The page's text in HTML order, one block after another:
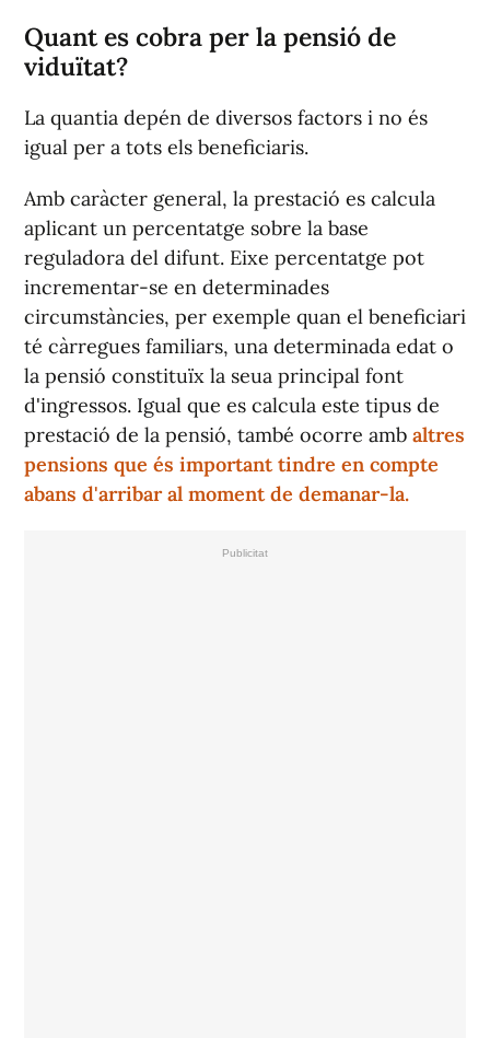
Quant es cobra per la pensió de
viduïtat?
La quantia depén de diversos factors i no és
igual per a tots els beneficiaris.
Amb caràcter general, la prestació es calcula
aplicant un percentatge sobre la base
reguladora del difunt. Eixe percentatge pot
incrementar-se en determinades
circumstàncies, per exemple quan el beneficiari
té càrregues familiars, una determinada edat o
la pensió constituïx la seua principal font
d'ingressos. Igual que es calcula este tipus de
prestació de la pensió, també ocorre amb altres
pensions que és important tindre en compte
abans d'arribar al moment de demanar-la.